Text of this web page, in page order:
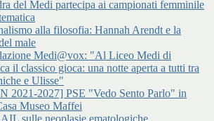
del Medi partecipa ai campionati femminile
alla filosofia: Hannah Arendt e la
male
Medi@vox: "Al Liceo Medi di
il classico gioca: una notte aperta a tutti tra
e Ulisse"
2021-2027] PSE "Vedo Sento Parlo" in
Museo Maffei